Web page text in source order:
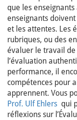
que les
enseignants
et les attentes. Les
rubriques, ou des
évaluer le travail
l’évaluation
performance, il
compétences pour
apprennent. Vous
Prof. Ulf Ehlers qui
réflexions sur